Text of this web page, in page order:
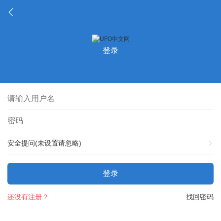
登录
安全提问(未设置请忽略)
登录
找回密码
还没有注册？